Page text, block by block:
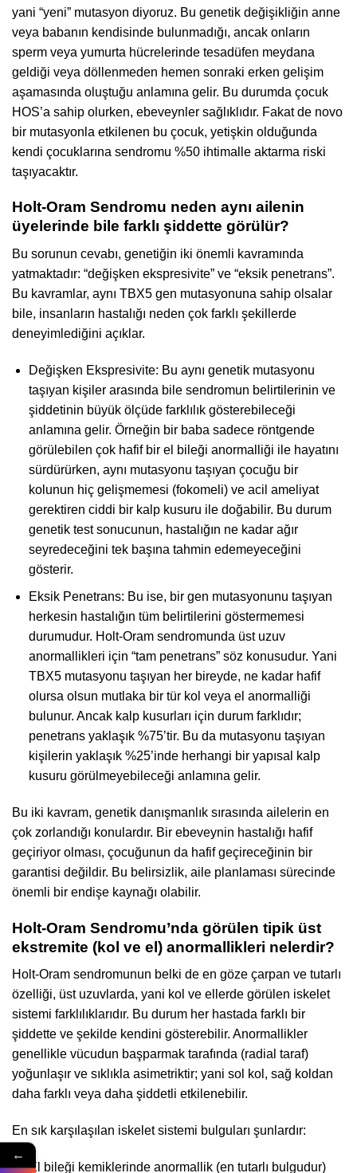
yani “yeni” mutasyon diyoruz. Bu genetik değişikliğin anne
veya babanın kendisinde bulunmadığı, ancak onların
sperm veya yumurta hücrelerinde tesadüfen meydana
geldiği veya döllenmeden hemen sonraki erken gelişim
aşamasında oluştuğu anlamına gelir. Bu durumda çocuk
HOS’a sahip olurken, ebeveynler sağlıklıdır. Fakat de novo
bir mutasyonla etkilenen bu çocuk, yetişkin olduğunda
kendi çocuklarına sendromu %50 ihtimalle aktarma riski
taşıyacaktır.
Holt-Oram Sendromu neden aynı ailenin
üyelerinde bile farklı şiddette görülür?
Bu sorunun cevabı, genetiğin iki önemli kavramında
yatmaktadır: “değişken ekspresivite” ve “eksik penetrans”.
Bu kavramlar, aynı TBX5 gen mutasyonuna sahip olsalar
bile, insanların hastalığı neden çok farklı şekillerde
deneyimlediğini açıklar.
Değişken Ekspresivite: Bu aynı genetik mutasyonu
taşıyan kişiler arasında bile sendromun belirtilerinin ve
şiddetinin büyük ölçüde farklılık gösterebileceği
anlamına gelir. Örneğin bir baba sadece röntgende
görülebilen çok hafif bir el bileği anormalliği ile hayatını
sürdürürken, aynı mutasyonu taşıyan çocuğu bir
kolunun hiç gelişmemesi (fokomeli) ve acil ameliyat
gerektiren ciddi bir kalp kusuru ile doğabilir. Bu durum
genetik test sonucunun, hastalığın ne kadar ağır
seyredeceğini tek başına tahmin edemeyeceğini
gösterir.
Eksik Penetrans: Bu ise, bir gen mutasyonunu taşıyan
herkesin hastalığın tüm belirtilerini göstermemesi
durumudur. Holt-Oram sendromunda üst uzuv
anormallikleri için “tam penetrans” söz konusudur. Yani
TBX5 mutasyonu taşıyan her bireyde, ne kadar hafif
olursa olsun mutlaka bir tür kol veya el anormalliği
bulunur. Ancak kalp kusurları için durum farklıdır;
penetrans yaklaşık %75’tir. Bu da mutasyonu taşıyan
kişilerin yaklaşık %25’inde herhangi bir yapısal kalp
kusuru görülmeyebileceği anlamına gelir.
Bu iki kavram, genetik danışmanlık sırasında ailelerin en
çok zorlandığı konulardır. Bir ebeveynin hastalığı hafif
geçiriyor olması, çocuğunun da hafif geçireceğinin bir
garantisi değildir. Bu belirsizlik, aile planlaması sürecinde
önemli bir endişe kaynağı olabilir.
Holt-Oram Sendromu’nda görülen tipik üst
ekstremite (kol ve el) anormallikleri nelerdir?
Holt-Oram sendromunun belki de en göze çarpan ve tutarlı
özelliği, üst uzuvlarda, yani kol ve ellerde görülen iskelet
sistemi farklılıklarıdır. Bu durum her hastada farklı bir
şiddette ve şekilde kendini gösterebilir. Anormallikler
genellikle vücudun başparmak tarafında (radial taraf)
yoğunlaşır ve sıklıkla asimetriktir; yani sol kol, sağ koldan
daha farklı veya daha şiddetli etkilenebilir.
En sık karşılaşılan iskelet sistemi bulguları şunlardır:
El bileği kemiklerinde anormallik (en tutarlı bulgudur)
←